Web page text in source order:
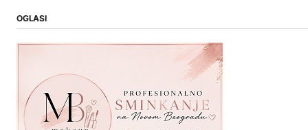
OGLASI